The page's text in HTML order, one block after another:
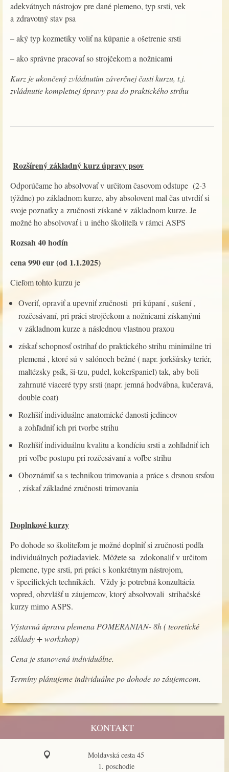
adekvátnych nástrojov pre dané plemeno, typ srsti, vek
a zdravotný stav psa
– aký typ kozmetiky voliť na kúpanie a ošetrenie srsti
– ako správne pracovať so strojčekom a nožnicami
Kurz je ukončený zvládnutím záverčnej časti kurzu, t.j.
zvládnutie kompletnej úpravy psa do praktického strihu
Rozšírený základný kurz úpravy psov
Odporúčame ho absolvovať v určitom časovom odstupe (2-3
týždne) po základnom kurze, aby absolovent mal čas utvrdiť si
svoje poznatky a zručnosti získané v základnom kurze. Je
možné ho absolvovať i u iného školiteľa v rámci ASPS
Rozsah 40 hodín
cena 990 eur (od 1.1.2025)
Cieľom tohto kurzu je
Overiť, opraviť a upevniť zručnosti pri kúpaní , sušení ,
rozčesávaní, pri práci strojčekom a nožnicami získanými
v základnom kurze a následnou vlastnou praxou
získať schopnosť ostrihať do praktického strihu minimálne tri
plemená , ktoré sú v salónoch bežné ( napr. jorkšírsky teriér,
maltézsky psík, ši-tzu, pudel, kokeršpaniel) tak, aby boli
zahrnuté viaceré typy srsti (napr. jemná hodvábna, kučeravá,
double coat)
Rozlíšiť individuálne anatomické danosti jedincov
a zohľadniť ich pri tvorbe strihu
Rozlíšiť individuálnu kvalitu a kondíciu srsti a zohľadniť ich
pri voľbe postupu pri rozčesávaní a voľbe strihu
Oboznámiť sa s technikou trimovania a práce s drsnou srsťou
, získať základné zručnosti trimovania
Doplnkové kurzy
Po dohode so školiteľom je možné doplniť si zručnosti podľa
individuálnych požiadaviek. Môžete sa zdokonaliť v určitom
plemene, type srsti, pri práci s konkrétnym nástrojom,
v špecifických technikách. Vždy je potrebná konzultácia
vopred, obzvlášť u záujemcov, ktorý absolvovali strihačské
kurzy mimo ASPS.
Výstavná úprava plemena POMERANIAN- 8h ( teoretické
základy + workshop)
Cena je stanovená individuálne.
Termíny plánujeme individuálne po dohode so záujemcom.
KONTAKT
Moldavská cesta 45
1. poschodie